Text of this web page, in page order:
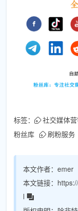
标签： 社交媒体
粉丝库
刷粉服务
本文作者： emer
本文链接：
l